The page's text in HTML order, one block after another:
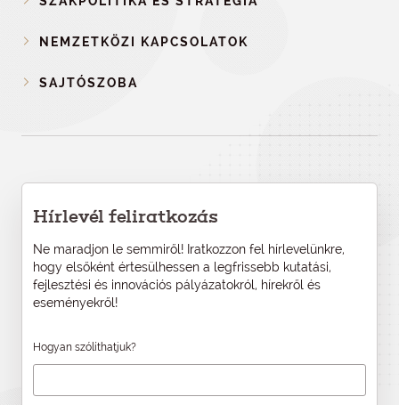
NEMZETKÖZI KAPCSOLATOK
SAJTÓSZOBA
Hírlevél feliratkozás
Ne maradjon le semmiről! Iratkozzon fel hírlevelünkre,
hogy elsőként értesülhessen a legfrissebb kutatási,
fejlesztési és innovációs pályázatokról, hírekről és
eseményekről!
Hogyan szólíthatjuk?